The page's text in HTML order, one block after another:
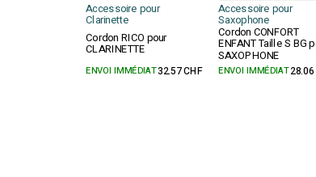
Accessoire pour
Clarinette
Accessoire pour
Saxophone
Cordon RICO pour
CLARINETTE
Cordon CONFORT
ENFANT Taille S BG
SAXOPHONE
ENVOI IMMÉDIAT32.57 CHF ENVOI IMMÉDIAT